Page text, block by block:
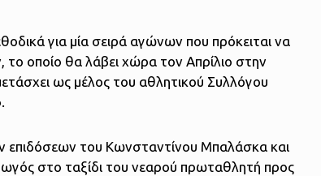
για μία σειρά αγώνων που πρόκειται να
οποίο θα λάβει χώρα τον Απρίλιο στην
ως μέλος του αθλητικού Συλλόγου
επιδόσεων του Κωνσταντίνου Μπαλάσκα και
στο ταξίδι του νεαρού πρωταθλητή προς